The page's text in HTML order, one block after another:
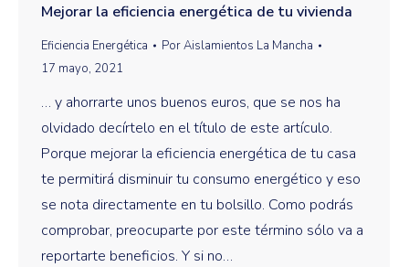
Mejorar la eficiencia energética de tu vivienda
Eficiencia Energética PorAislamientos La Mancha
17 mayo, 2021
… y ahorrarte unos buenos euros, que se nos ha
olvidado decírtelo en el título de este artículo.
Porque mejorar la eficiencia energética de tu casa
te permitirá disminuir tu consumo energético y eso
se nota directamente en tu bolsillo. Como podrás
comprobar, preocuparte por este término sólo va a
reportarte beneficios. Y si no…